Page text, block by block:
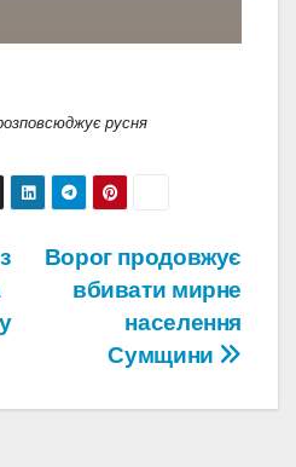
русня
Ворог продовжує
вбивати мирне
населення
Сумщини